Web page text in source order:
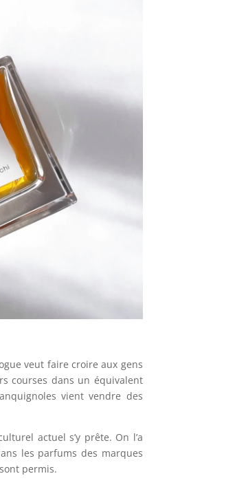
veut faire croire aux gens
courses dans un équivalent
vient vendre des
actuel s’y prête. On l’a
les parfums des marques
permis.